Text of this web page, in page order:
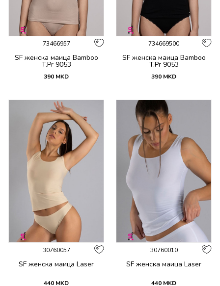
73466957
SF женска маица Bamboo
T.Pr 9053
390 MKD
734669500
SF женска маица Bamboo
T.Pr 9053
390 MKD
30760057
SF женска маица Laser
440 MKD
30760010
SF женска маица Laser
440 MKD